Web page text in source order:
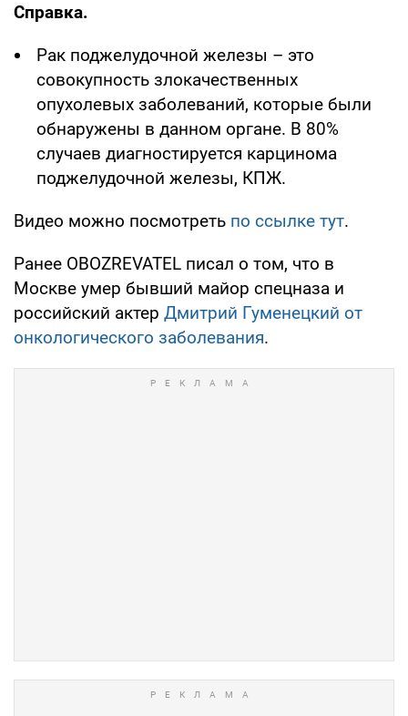
Справка.
Рак поджелудочной железы – это
совокупность злокачественных
опухолевых заболеваний, которые были
обнаружены в данном органе. В 80%
случаев диагностируется карцинома
поджелудочной железы, КПЖ.
Видео можно посмотреть по ссылке тут.
Ранее OBOZREVATEL писал о том, что в
Москве умер бывший майор спецназа и
российский актер Дмитрий Гуменецкий от
онкологического заболевания.